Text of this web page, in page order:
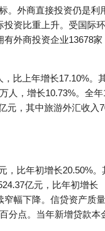
。外商直接投资仍是利
投资比重上升。受国际
外商投资企业13678家
比上年增长17.10%。
人，增长10.73%。全年
元，其中旅游外汇收入
，比年初增长20.50%。
亿元，比年初增长
窄幅下降。信贷资产质
分点。当年新增贷款本